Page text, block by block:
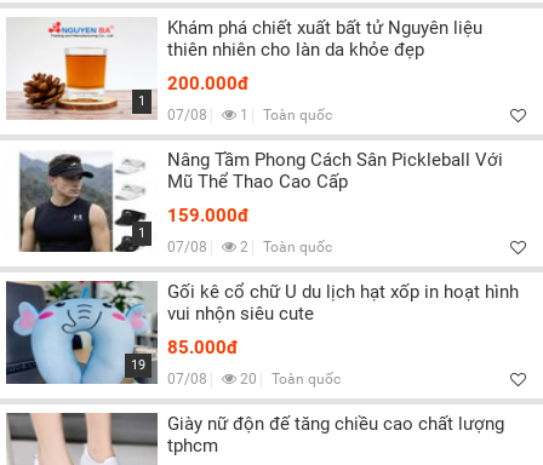
1
Khám phá chiết xuất bất tử Nguyên liệu
thiên nhiên cho làn da khỏe đẹp
200.000đ
07/08 1 Toàn quốc
1
Nâng Tầm Phong Cách Sân Pickleball Với
Mũ Thể Thao Cao Cấp
159.000đ
07/08 2 Toàn quốc
19
Gối kê cổ chữ U du lịch hạt xốp in hoạt hình
vui nhộn siêu cute
85.000đ
07/08 20 Toàn quốc
Giày nữ độn đế tăng chiều cao chất lượng
tphcm